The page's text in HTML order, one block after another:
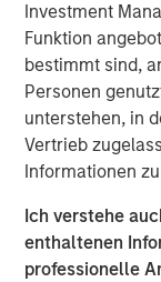
Investment
Funktion
bestimmt sind,
Personen
unterstehen, in
Vertrieb
Informationen
Ich verstehe
enthaltenen
professionelle
International
The
investment
bottom-up stock
route to
compounding
Ähnliche Einblicke